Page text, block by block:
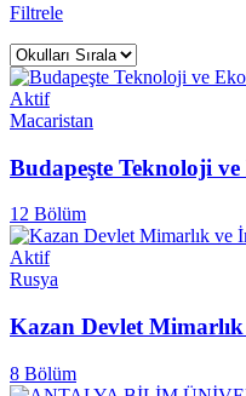
Filtrele
Aktif
Macaristan
Budapeşte Teknoloji
12 Bölüm
Aktif
Rusya
Kazan Devlet
8 Bölüm